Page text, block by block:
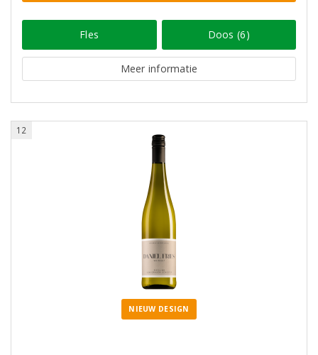
Fles Doos (6)
Meer informatie
12
NIEUW DESIGN